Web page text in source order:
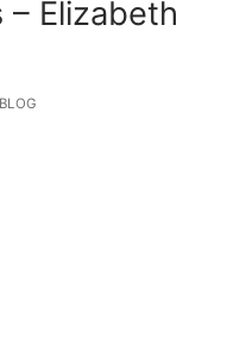
– Elizabeth
BLOG